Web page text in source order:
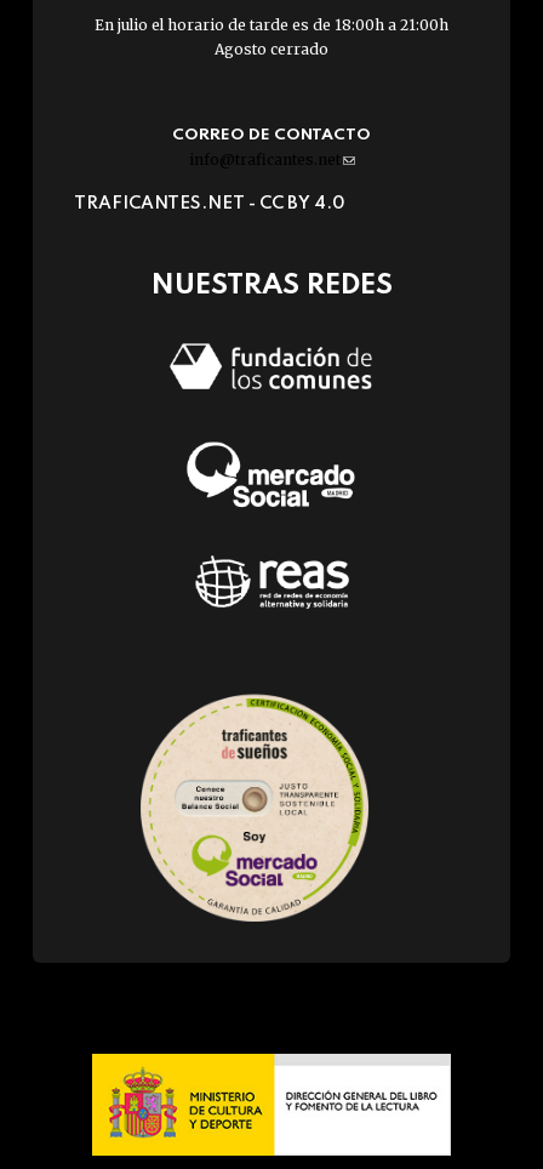
En julio el horario de tarde es de 18:00h a 21:00h
Agosto cerrado
CORREO DE CONTACTO
info@traficantes.net (link
e-
TRAFICANTES.NET - CC BY 4.0
NUESTRAS REDES